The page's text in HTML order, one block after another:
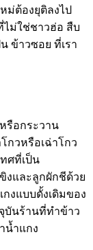
ม่ต้องยุติลงไป
ไม่ใช่ชาวฮ่อ สืบ
ข้าวซอย ที่เรา
รือกระวาน
โกวหรือเฉ่าโกว
ศที่เป็น
งและลูกผักชีด้วย
กงแบบดั้งเดิมของ
บันร้านที่ทำข้าว
น้ำแกง